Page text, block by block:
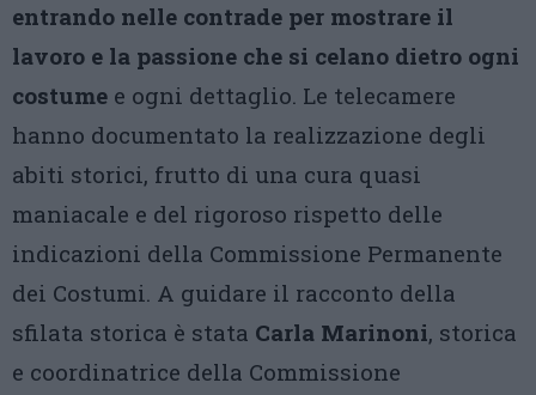
entrando nelle contrade per mostrare il
lavoro e la passione che si celano dietro ogni
costume e ogni dettaglio. Le telecamere
hanno documentato la realizzazione degli
abiti storici, frutto di una cura quasi
maniacale e del rigoroso rispetto delle
indicazioni della Commissione Permanente
dei Costumi. A guidare il racconto della
sfilata storica è stata Carla Marinoni, storica
e coordinatrice della Commissione